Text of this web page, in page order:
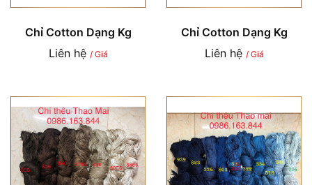
Chỉ Cotton Dạng Kg
Liên hệ / Giá
Chỉ Cotton Dạng Kg
Liên hệ / Giá